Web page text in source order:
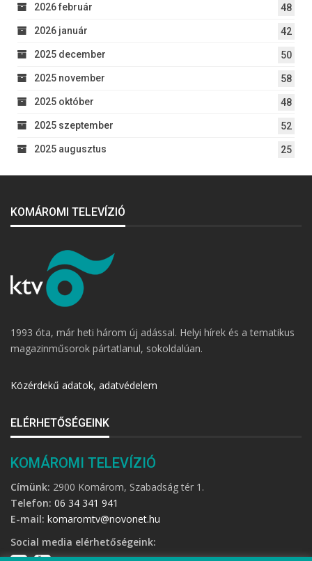
2026 február 48
2026 január 42
2025 december 50
2025 november 58
2025 október 48
2025 szeptember 52
2025 augusztus 25
KOMÁROMI TELEVÍZIÓ
1993 óta, már heti három új adással. Helyi hírek és a tematikus
magazinműsorok pártatlanul, sokoldalúan.
Közérdekű adatok, adatvédelem
ELÉRHETŐSÉGEINK
KOMÁROMI TELEVÍZIÓ
Címünk: 2900 Komárom, Szabadság tér 1.
Telefon: 06 34 341 941
E-mail: komaromtv@novonet.hu
Social media elérhetőségeink: